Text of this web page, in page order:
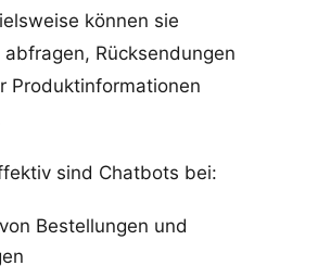
können sie
Rücksendungen
Produktinformationen
sind Chatbots bei:
Bestellungen und